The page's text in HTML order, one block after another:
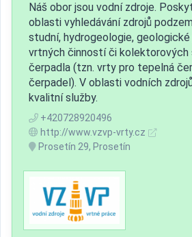
Náš obor jsou vodní zdroje.
oblasti vyhledávání zdrojů
studní, hydrogeologie,
vrtných činností či kolektorových
čerpadla (tzn. vrty pro tepelná
čerpadel). V oblasti vodních
kvalitní služby.
+420728920496
http://www.vzvp-vrty.cz
Prosetín 29, Prosetín